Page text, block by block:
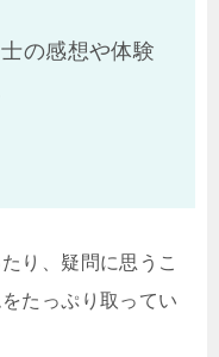
の感想や体験
り、疑問に思うこ
たっぷり取ってい